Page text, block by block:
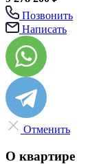
Позвонить
Написать
Отменить
О квартире